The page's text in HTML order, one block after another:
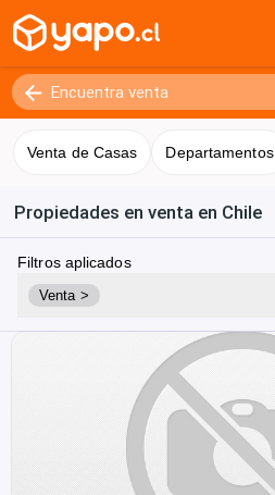
Venta de Casas Departamentos
Propiedades en venta en Chile
Filtros aplicados
Venta >